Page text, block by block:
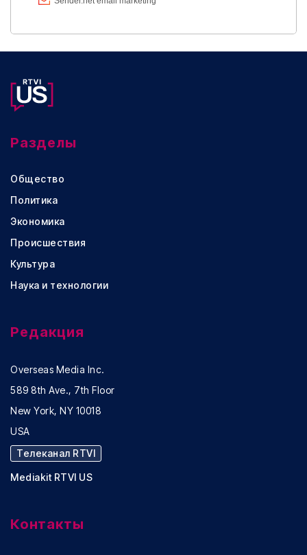
Разделы
Общество
Политика
Экономика
Происшествия
Культура
Наука и технологии
Редакция
Overseas Media Inc.
589 8th Ave., 7th Floor
New York, NY 10018
USA
Телеканал RTVI
Mediakit RTVI US
Контакты